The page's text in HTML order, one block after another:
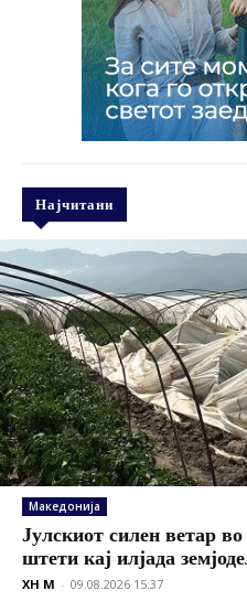
Најчитани
Македонија
Јулскиот силен ветар
штети кај илјада
XH M - 09.08.2026 15:37